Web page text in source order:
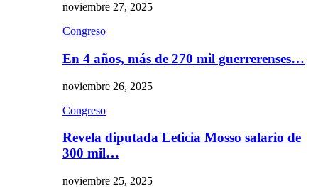
noviembre 27, 2025
Congreso
En 4 años, más de 270 mil guerrerenses…
noviembre 26, 2025
Congreso
Revela diputada Leticia Mosso salario de
300 mil…
noviembre 25, 2025